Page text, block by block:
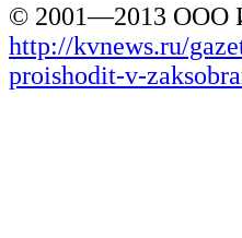
© 2001—2013
http://kvnews.ru/
proishodit-v-